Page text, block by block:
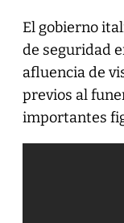
El gobierno
de seguridad
afluencia de
previos al
importantes